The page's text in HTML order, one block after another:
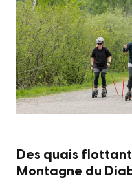
Des quais
Montagne du